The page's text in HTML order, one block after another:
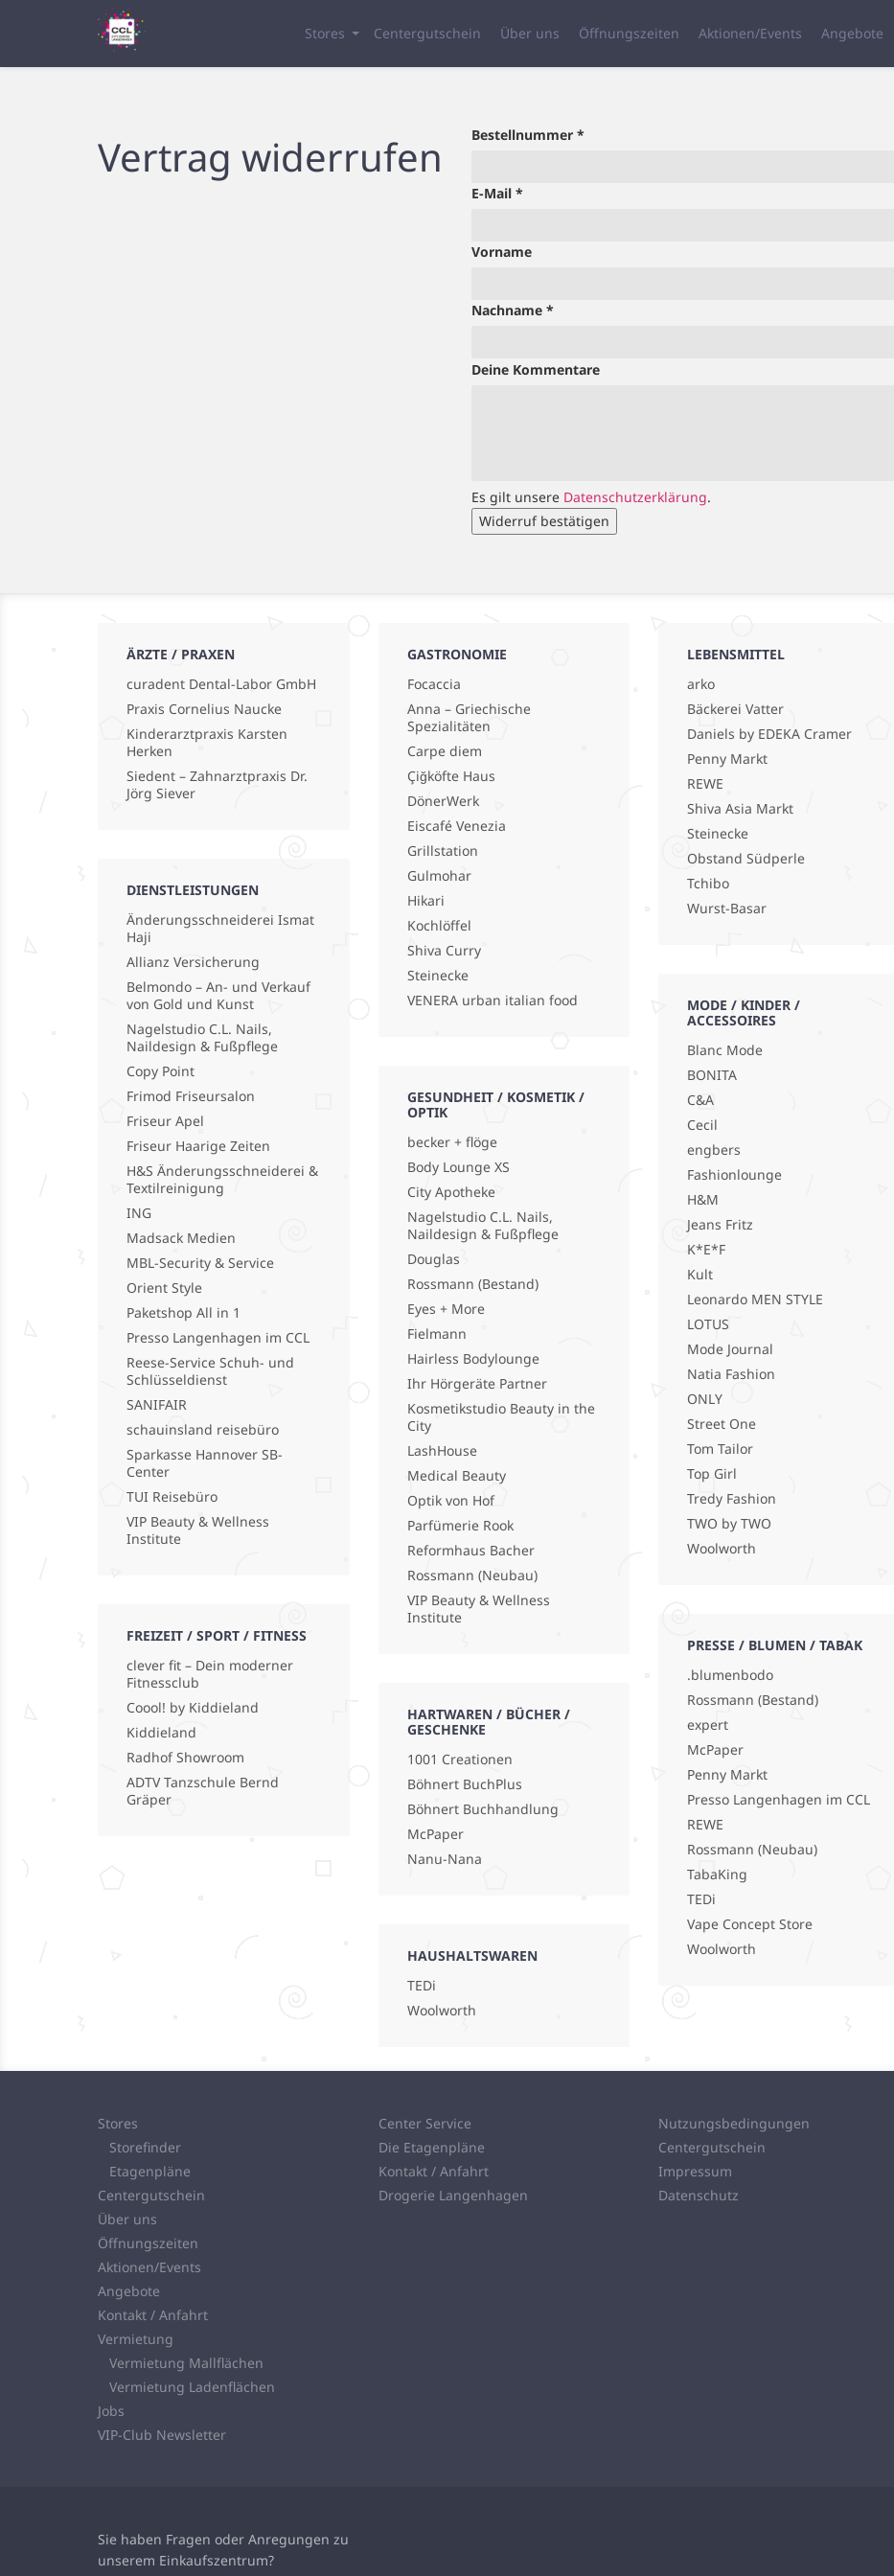
Stores Centergutschein Über uns Öffnungszeiten Aktionen/Events Angebote
Vertrag widerrufen Bestellnummer *erforderlich
E-Mail *erforderlich
Vorname
Nachname *erforderlich
Page URI *erforderlich
Deine Kommentare
Es gilt unsere Datenschutzerklärung.
Widerruf bestätigen
ÄRZTE / PRAXEN
curadent Dental-Labor GmbH
Praxis Cornelius Naucke
Kinderarztpraxis Karsten
Herken
Siedent – Zahnarztpraxis Dr.
Jörg Siever
DIENSTLEISTUNGEN
Änderungsschneiderei Ismat
Haji
Allianz Versicherung
Belmondo – An- und Verkauf
von Gold und Kunst
Nagelstudio C.L. Nails,
Naildesign & Fußpflege
Copy Point
Frimod Friseursalon
Friseur Apel
Friseur Haarige Zeiten
H&S Änderungsschneiderei &
Textilreinigung
ING
Madsack Medien
MBL-Security & Service
Orient Style
Paketshop All in 1
Presso Langenhagen im CCL
Reese-Service Schuh- und
Schlüsseldienst
SANIFAIR
schauinsland reisebüro
Sparkasse Hannover SB-
Center
TUI Reisebüro
VIP Beauty & Wellness
Institute
FREIZEIT / SPORT / FITNESS
clever fit – Dein moderner
Fitnessclub
Coool! by Kiddieland
Kiddieland
Radhof Showroom
ADTV Tanzschule Bernd
Gräper
GASTRONOMIE
Focaccia
Anna – Griechische
Spezialitäten
Carpe diem
Çiğköfte Haus
DönerWerk
Eiscafé Venezia
Grillstation
Gulmohar
Hikari
Kochlöffel
Shiva Curry
Steinecke
VENERA urban italian food
GESUNDHEIT / KOSMETIK /
OPTIK
becker + flöge
Body Lounge XS
City Apotheke
Nagelstudio C.L. Nails,
Naildesign & Fußpflege
Douglas
Rossmann (Bestand)
Eyes + More
Fielmann
Hairless Bodylounge
Ihr Hörgeräte Partner
Kosmetikstudio Beauty in the
City
LashHouse
Medical Beauty
Optik von Hof
Parfümerie Rook
Reformhaus Bacher
Rossmann (Neubau)
VIP Beauty & Wellness
Institute
HARTWAREN / BÜCHER /
GESCHENKE
1001 Creationen
Böhnert BuchPlus
Böhnert Buchhandlung
McPaper
Nanu-Nana
HAUSHALTSWAREN
TEDi
Woolworth
LEBENSMITTEL
arko
Bäckerei Vatter
Daniels by EDEKA Cramer
Penny Markt
REWE
Shiva Asia Markt
Steinecke
Obstand Südperle
Tchibo
Wurst-Basar
MODE / KINDER /
ACCESSOIRES
Blanc Mode
BONITA
C&A
Cecil
engbers
Fashionlounge
H&M
Jeans Fritz
K*E*F
Kult
Leonardo MEN STYLE
LOTUS
Mode Journal
Natia Fashion
ONLY
Street One
Tom Tailor
Top Girl
Tredy Fashion
TWO by TWO
Woolworth
PRESSE / BLUMEN / TABAK
.blumenbodo
Rossmann (Bestand)
expert
McPaper
Penny Markt
Presso Langenhagen im CCL
REWE
Rossmann (Neubau)
TabaKing
TEDi
Vape Concept Store
Woolworth
Stores
Storefinder
Etagenpläne
Centergutschein
Über uns
Öffnungszeiten
Aktionen/Events
Angebote
Kontakt / Anfahrt
Vermietung
Vermietung Mallflächen
Vermietung Ladenflächen
Jobs
VIP-Club Newsletter
Center Service
Die Etagenpläne
Kontakt / Anfahrt
Drogerie Langenhagen
Nutzungsbedingungen
Centergutschein
Impressum
Datenschutz
Sie haben Fragen oder Anregungen zu
unserem Einkaufszentrum?